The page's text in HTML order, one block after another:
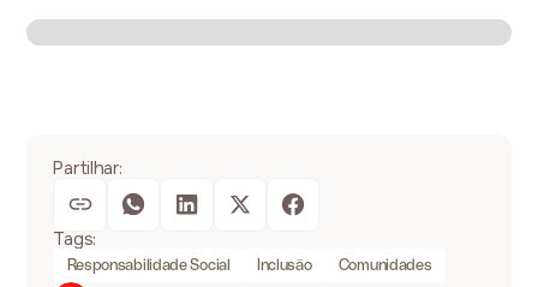
Partilhar:
Tags:
Responsabilidade Social Inclusão Comunidades